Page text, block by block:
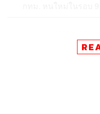
ชัยนนท์ หาญคีรีรัตน์ สัมภ
พรรคก้าวไกล หลังถอนตั